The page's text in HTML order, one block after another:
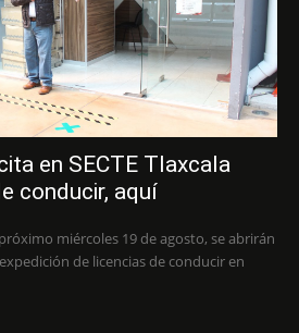
en SECTE Tlaxcala
conducir, aquí
miércoles 19 de agosto, se abrirán
de licencias de conducir en